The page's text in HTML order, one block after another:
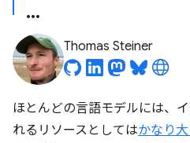
Thomas Steiner
ほとんどの言語モデルには、
れるリソースとしてはかなり